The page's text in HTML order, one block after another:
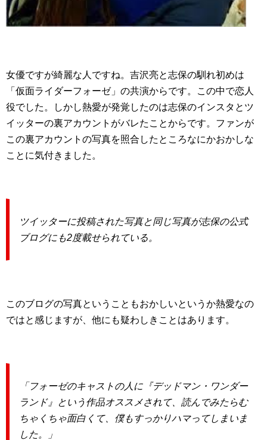
女優ですが綺麗な人ですね。吉沢亮と志保の馴れ初めは
「仮面ライダーフォーゼ」の共演からです。この中で恋人
役でした。しかし熱愛が発覚したのは志保のインスタとツ
イッターの裏アカウントがバレたことからです。ファンが
この裏アカウントの写真を照合したところなにかおかしな
ことに気付きました。
ツイッターに投稿された写真と同じ写真が志保の公式
ブログにも2度載せられている。
このブログの写真ということもおかしいというか熱愛なの
ではと感じますが、他にも疑わしきことはあります。
「フォーゼのキャストの人に『デッドマン・ワンダー
ランド』という作品オススメされて、読んでみたらむ
ちゃくちゃ面白くて、僕もすっかりハマってしまいま
した。」